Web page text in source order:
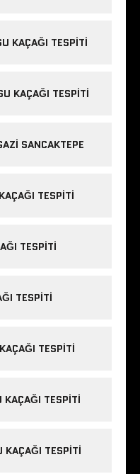
KAÇAĞI TESPITI
KAÇAĞI TESPITI
SANCAKTEPE
TESPITI
TESPITI
TESPITI
TESPITI
KAÇAĞI TESPITI
KAÇAĞI TESPITI